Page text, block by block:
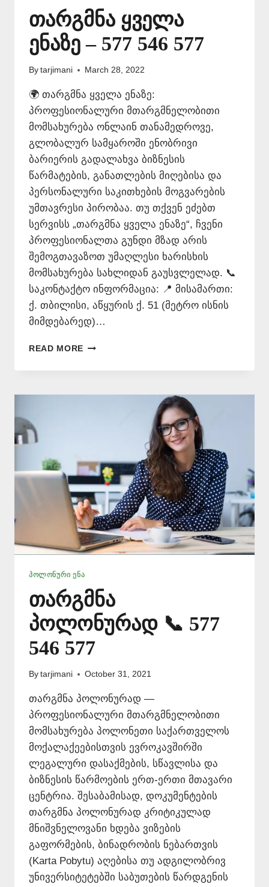
თარგმნა ყველა
ენაზე – 577 546 577
By tarjimani March 28, 2022
🌍 თარგმნა ყველა ენაზე:
პროფესიონალური მთარგმნელობითი
მომსახურება ონლაინ თანამედროვე,
გლობალურ სამყაროში ენობრივი
ბარიერის გადალახვა ბიზნესის
წარმატების, განათლების მიღებისა და
პერსონალური საკითხების მოგვარების
უმთავრესი პირობაა. თუ თქვენ ეძებთ
სერვისს „თარგმნა ყველა ენაზე“, ჩვენი
პროფესიონალთა გუნდი მზად არის
შემოგთავაზოთ უმაღლესი ხარისხის
მომსახურება სახლიდან გაუსვლელად. 📞
საკონტაქტო ინფორმაცია: 📍 მისამართი:
ქ. თბილისი, აწყურის ქ. 51 (მეტრო ისნის
მიმდებარედ)…
READ MORE ᲗᲐᲠᲒᲛᲜᲐ
ᲔᲜᲐᲖᲔ
577
ᲞᲝᲚᲝᲜᲣᲠᲘ ᲔᲜᲐ
თარგმნა
პოლონურად 📞 577
546 577
By tarjimani October 31, 2021
თარგმნა პოლონურად —
პროფესიონალური მთარგმნელობითი
მომსახურება პოლონეთი საქართველოს
მოქალაქეებისთვის ევროკავშირში
ლეგალური დასაქმების, სწავლისა და
ბიზნესის წარმოების ერთ-ერთი მთავარი
ცენტრია. შესაბამისად, დოკუმენტების
თარგმნა პოლონურად კრიტიკულად
მნიშვნელოვანი ხდება ვიზების
გაფორმების, ბინადრობის ნებართვის
(Karta Pobytu) აღებისა თუ ადგილობრივ
უნივერსიტეტებში საბუთების წარდგენის